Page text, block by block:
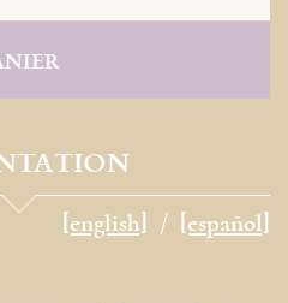
[english] [español]